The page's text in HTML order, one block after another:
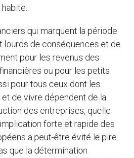
qui marquent la période
lourds de conséquences et de
pour les revenus des
ou pour les petits
pour tous ceux dont les
de vivre dépendent de la
des entreprises, quelle
forte et rapide des
a peut-être évité le pire.
que la détermination